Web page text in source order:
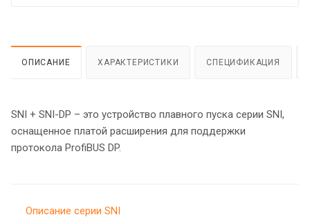
ОПИСАНИЕ ХАРАКТЕРИСТИКИ СПЕЦИФИКАЦИЯ
SNI + SNI-DP – это устройство плавного пуска серии SNI,
оснащенное платой расширения для поддержки
протокола ProfiBUS DP.
Описание серии SNI